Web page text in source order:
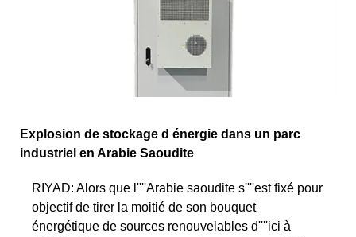
Explosion de stockage d énergie dans un parc
industriel en Arabie Saoudite
RIYAD: Alors que l''''Arabie saoudite s''''est fixé pour
objectif de tirer la moitié de son bouquet
énergétique de sources renouvelables d''''ici à